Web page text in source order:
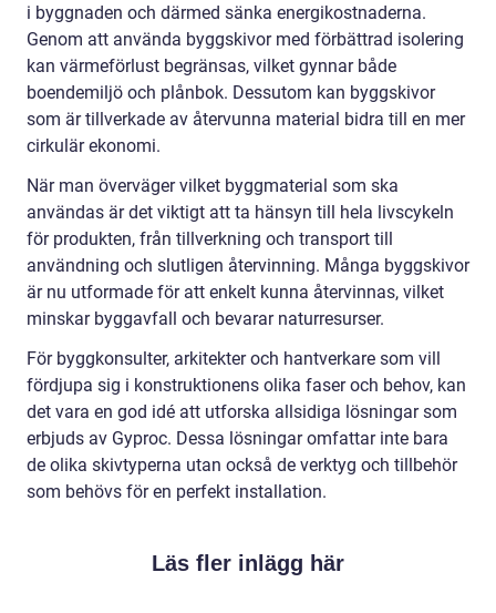
i byggnaden och därmed sänka energikostnaderna.
Genom att använda byggskivor med förbättrad isolering
kan värmeförlust begränsas, vilket gynnar både
boendemiljö och plånbok. Dessutom kan byggskivor
som är tillverkade av återvunna material bidra till en mer
cirkulär ekonomi.
När man överväger vilket byggmaterial som ska
användas är det viktigt att ta hänsyn till hela livscykeln
för produkten, från tillverkning och transport till
användning och slutligen återvinning. Många byggskivor
är nu utformade för att enkelt kunna återvinnas, vilket
minskar byggavfall och bevarar naturresurser.
För byggkonsulter, arkitekter och hantverkare som vill
fördjupa sig i konstruktionens olika faser och behov, kan
det vara en god idé att utforska allsidiga lösningar som
erbjuds av Gyproc. Dessa lösningar omfattar inte bara
de olika skivtyperna utan också de verktyg och tillbehör
som behövs för en perfekt installation.
Läs fler inlägg här